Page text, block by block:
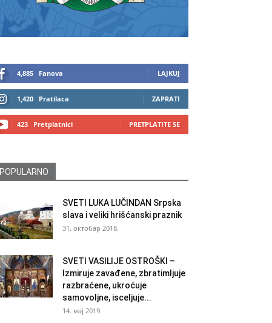
4,885 Fanova LAJKUJ
1,420 Pratilaca ZAPRATI
423 Pretplatnici PRETPLATITE SE
POPULARNO
SVETI LUKA LUČINDAN Srpska
slava i veliki hrišćanski praznik
31. октобар 2018.
SVETI VASILIJE OSTROŠKI –
Izmiruje zavađene, zbratimljuje
razbraćene, ukroćuje
samovoljne, isceljuje...
14. мај 2019.